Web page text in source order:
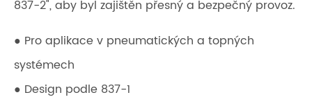
837-2", aby byl zajištěn přesný a bezpečný provoz.
● Pro aplikace v pneumatických a topných
systémech
● Design podle 837-1